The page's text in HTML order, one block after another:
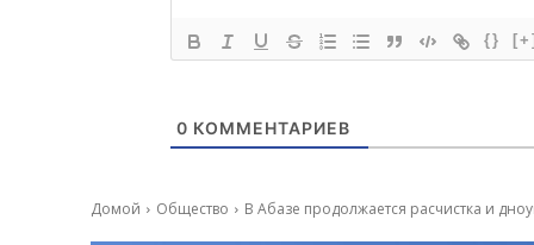
{}
0 КОММЕНТАРИЕВ